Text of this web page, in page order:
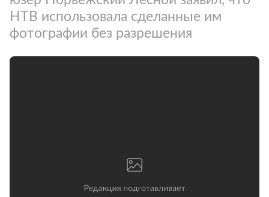
НТВ использовала сделанные им
фотографии без разрешения